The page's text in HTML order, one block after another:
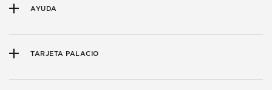
AYUDA
TARJETA PALACIO